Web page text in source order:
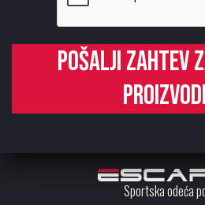
Pošalji zahtev
Sportska odeća